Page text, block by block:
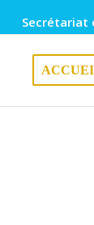
Secrétariat